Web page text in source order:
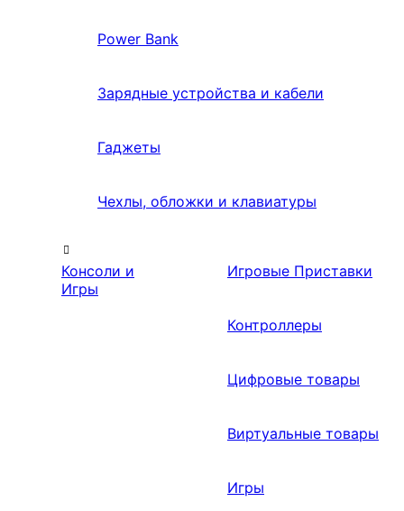
Power Bank
Зарядные устройства и кабели
Гаджеты
Чехлы, обложки и клавиатуры
Консоли и
Игры
Игровые Приставки
Контроллеры
Цифровые товары
Виртуальные товары
Игры